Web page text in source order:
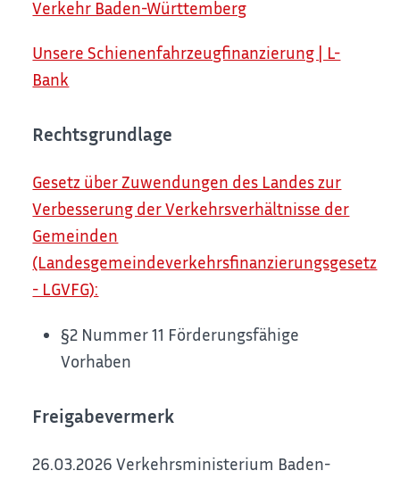
Verkehr Baden-Württemberg
Unsere Schienenfahrzeugfinanzierung | L-
Bank
Rechtsgrundlage
Gesetz über Zuwendungen des Landes zur
Verbesserung der Verkehrsverhältnisse der
Gemeinden
(Landesgemeindeverkehrsfinanzierungsgesetz
- LGVFG):
§2 Nummer 11 Förderungsfähige
Vorhaben
Freigabevermerk
26.03.2026 Verkehrsministerium Baden-